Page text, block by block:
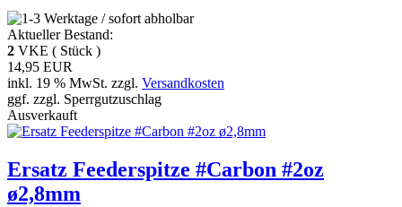
Aktueller Bestand:
2 VKE ( Stück )
14,95 EUR
inkl. 19 % MwSt. zzgl. Versandkosten
ggf. zzgl. Sperrgutzuschlag
Ausverkauft
Ersatz Feederspitze #Carbon #2oz
ø2,8mm